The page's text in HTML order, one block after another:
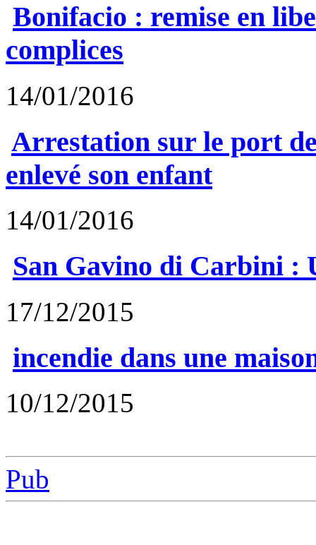
Bonifacio : remise en
complices
14/01/2016
Arrestation sur le port
enlevé son enfant
14/01/2016
San Gavino di Carbini :
17/12/2015
incendie dans une
10/12/2015
Pub